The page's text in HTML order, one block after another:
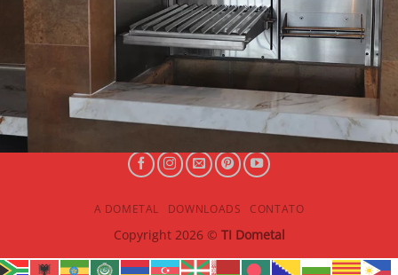
A DOMETAL DOWNLOADS CONTATO
Copyright 2026 © TI Dometal